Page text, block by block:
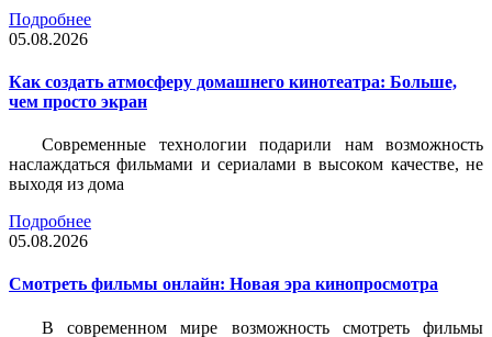
Подробнее
05.08.2026
Как создать атмосферу домашнего кинотеатра: Больше,
чем просто экран
Современные технологии подарили нам возможность
наслаждаться фильмами и сериалами в высоком качестве, не
выходя из дома
Подробнее
05.08.2026
Смотреть фильмы онлайн: Новая эра кинопросмотра
В современном мире возможность смотреть фильмы